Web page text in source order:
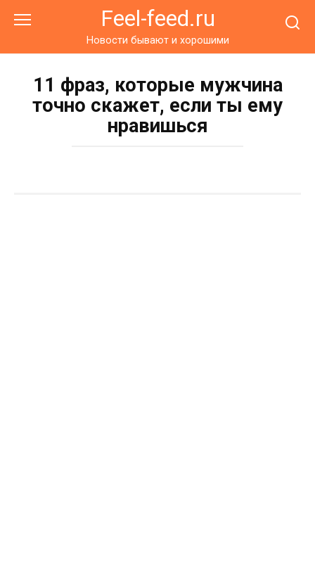
Feel-feed.ru
Новости бывают и хорошими
11 фраз, которые мужчина
точно скажет, если ты ему
нравишься